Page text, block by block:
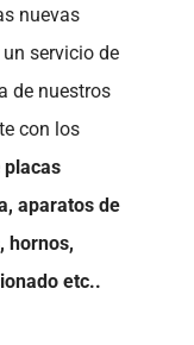
nuevas
servicio de
de nuestros
con los
placas
aparatos de
hornos,
etc..